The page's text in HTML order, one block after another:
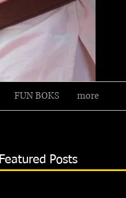
FUN BOKS more
Featured Posts